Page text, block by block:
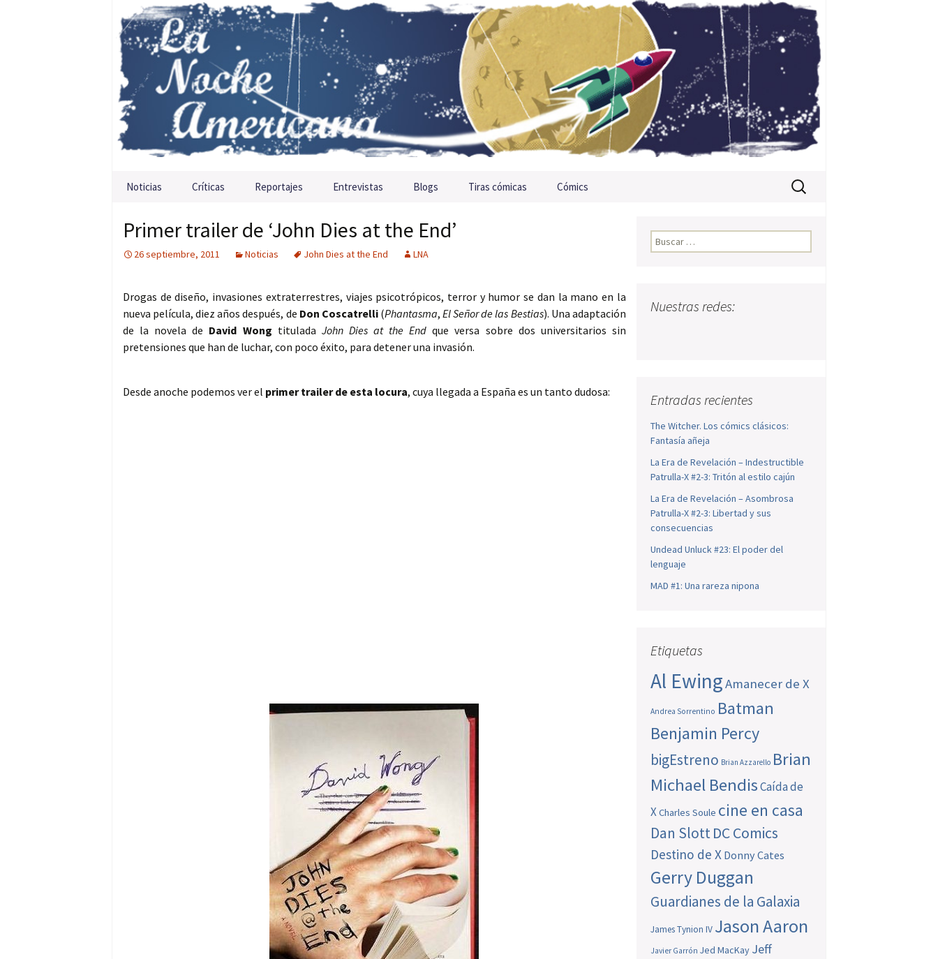
Saltar al contenido
Noticias Críticas Reportajes Entrevistas Blogs Tiras cómicas Cómics Buscar:
Primer trailer de ‘John Dies at the End’
26 septiembre, 2011 Noticias John Dies at the End LNA
Drogas de diseño, invasiones extraterrestres, viajes psicotrópicos, terror y humor se dan la mano en la
nueva película, diez años después, de Don Coscatrelli(Phantasma,El Señor de las Bestias). Una adaptación
de la novela de David Wong titulada John Dies at the End que versa sobre dos universitarios sin
pretensiones que han de luchar, con poco éxito, para detener una invasión.
Desde anoche podemos ver el primer trailer de esta locura, cuya llegada a España es un tanto dudosa:
Buscar:
Nuestras redes:
Entradas recientes
The Witcher. Los cómics clásicos:
Fantasía añeja
La Era de Revelación – Indestructible
Patrulla-X #2-3: Tritón al estilo cajún
La Era de Revelación – Asombrosa
Patrulla-X #2-3: Libertad y sus
consecuencias
Undead Unluck #23: El poder del
lenguaje
MAD #1: Una rareza nipona
Etiquetas
Al EwingAmanecer de X
Andrea Sorrentino Batman
Benjamin Percy
bigEstreno Brian Azzarello Brian
Michael BendisCaída de
XCharles Soule cine en casa
Dan SlottDC Comics
Destino de X Donny Cates
Gerry Duggan
Guardianes de la Galaxia
James Tynion IV Jason Aaron
Javier Garrón Jed MacKay Jeff